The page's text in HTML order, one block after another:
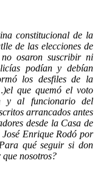
constitucional de la
de las elecciones de
osaron suscribir ni
podían y debían
los desfiles de la
que quemó el voto
y al funcionario del
arrancados antes
desde la Casa de
Enrique Rodó por
qué seguir si don
nosotros?